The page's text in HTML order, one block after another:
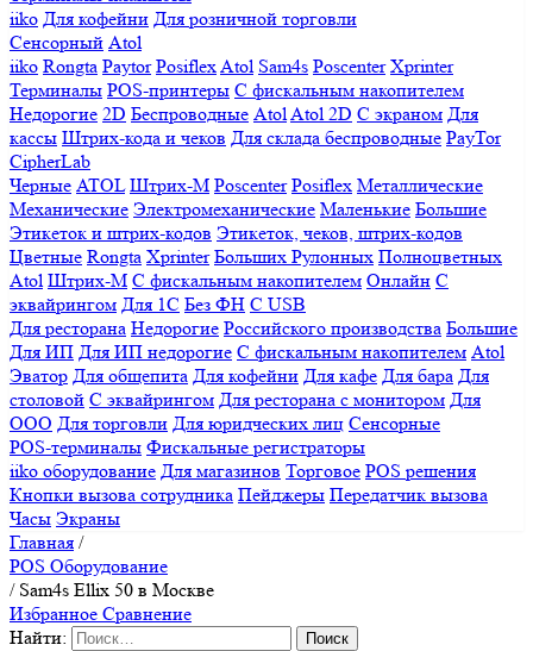
iiko Для кофейни Для розничной торговли
Сенсорный Atol
iiko Rongta Paytor PosiflexAtol Sam4s Poscenter Xprinter
Терминалы POS-принтеры С фискальным накопителем
Недорогие 2D Беспроводные AtolAtol 2D С экраном Для
кассы Штрих-кода и чеков Для склада беспроводные PayTor
CipherLab
Черные ATOL Штрих-М Poscenter Posiflex Металлические
Механические Электромеханические Маленькие Большие
Этикеток и штрих-кодов Этикеток, чеков, штрих-кодов
Цветные Rongta Xprinter Больших Рулонных Полноцветных
Atol Штрих-М С фискальным накопителем Онлайн С
эквайрингом Для 1С Без ФН С USB
Для ресторана Недорогие Российского производства Большие
Для ИП Для ИП недорогие С фискальным накопителем Atol
Эватор Для общепита Для кофейни Для кафе Для бара Для
столовой С эквайрингом Для ресторана с монитором Для
ООО Для торговли Для юридческих лиц Сенсорные
POS-терминалы Фискальные регистраторы
iiko оборудование Для магазинов Торговое POS решения
Кнопки вызова сотрудника Пейджеры Передатчик вызова
Часы Экраны
Главная /
POS Оборудование
/ Sam4s Ellix 50 в Москве
Избранное Сравнение
Найти: